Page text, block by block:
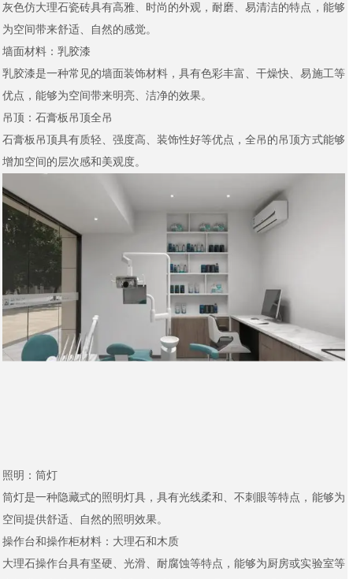
灰色仿大理石瓷砖具有高雅、时尚的外观，耐磨、易清洁的特点，能够
为空间带来舒适、自然的感觉。
墙面材料：乳胶漆
乳胶漆是一种常见的墙面装饰材料，具有色彩丰富、干燥快、易施工等
优点，能够为空间带来明亮、洁净的效果。
吊顶：石膏板吊顶全吊
石膏板吊顶具有质轻、强度高、装饰性好等优点，全吊的吊顶方式能够
增加空间的层次感和美观度。
照明：筒灯
筒灯是一种隐藏式的照明灯具，具有光线柔和、不刺眼等特点，能够为
空间提供舒适、自然的照明效果。
操作台和操作柜材料：大理石和木质
大理石操作台具有坚硬、光滑、耐腐蚀等特点，能够为厨房或实验室等